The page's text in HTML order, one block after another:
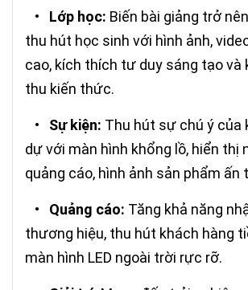
• Lớp học: Biến bài giảng trở
thu hút học sinh với hình ảnh,
cao, kích thích tư duy sáng tạo và
thu kiến thức.
• Sự kiện: Thu hút sự chú ý của
dự với màn hình khổng lồ, hiển thị
quảng cáo, hình ảnh sản phẩm ấn
• Quảng cáo: Tăng khả năng
thương hiệu, thu hút khách hàng
màn hình LED ngoài trời rực rỡ.